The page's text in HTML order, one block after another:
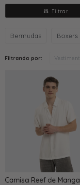
Bermudas Boxers
Filtrando por:
Camisa Reef de